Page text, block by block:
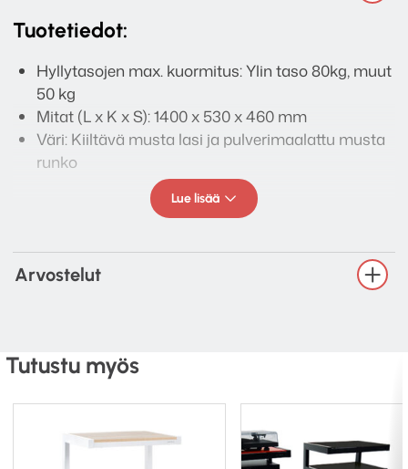
Tuotetiedot:
Hyllytasojen max. kuormitus: Ylin taso 80kg, muut
50 kg
Mitat (L x K x S): 1400 x 530 x 460 mm
Väri: Kiiltävä musta lasi ja pulverimaalattu musta
runko
Lue lisää
Arvostelut
Tutustu myös